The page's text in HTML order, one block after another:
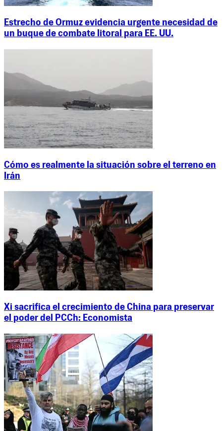
Estrecho de Ormuz evidencia urgente necesidad de
un buque de combate litoral para EE. UU.
Cómo es realmente la situación sobre el terreno en
Irán
Xi sacrifica el crecimiento de China para preservar
el poder del PCCh: Economista